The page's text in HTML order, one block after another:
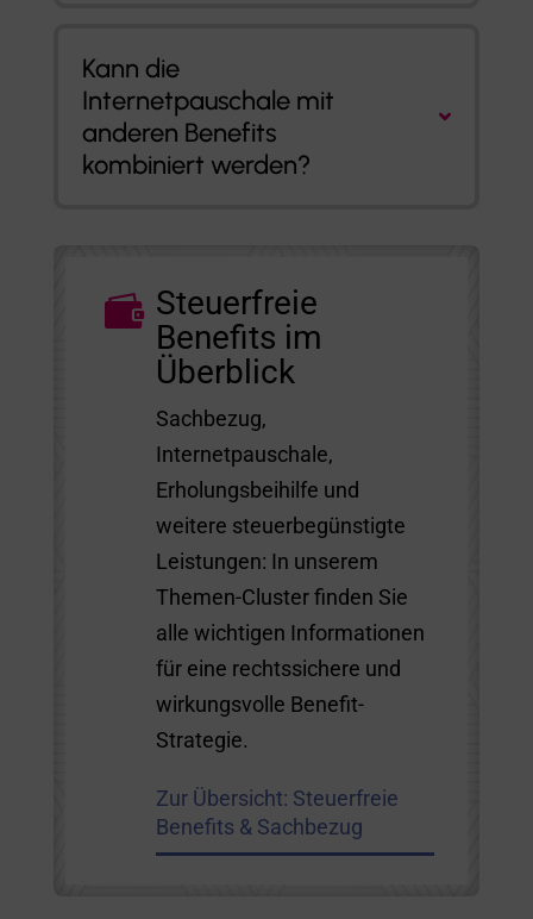
Kann die
Internetpauschale mit
anderen Benefits
kombiniert werden?
 Steuerfreie
Benefits im
Überblick
Sachbezug,
Internetpauschale,
Erholungsbeihilfe und
weitere steuerbegünstigte
Leistungen: In unserem
Themen-Cluster finden Sie
alle wichtigen Informationen
für eine rechtssichere und
wirkungsvolle Benefit-
Strategie.
Zur Übersicht: Steuerfreie
Benefits & Sachbezug